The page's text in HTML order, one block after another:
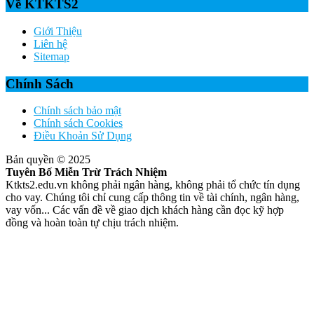
Về KTKTS2
Giới Thiệu
Liên hệ
Sitemap
Chính Sách
Chính sách bảo mật
Chính sách Cookies
Điều Khoản Sử Dụng
Bản quyền © 2025
Tuyên Bố Miễn Trừ Trách Nhiệm
Ktkts2.edu.vn không phải ngân hàng, không phải tổ chức tín dụng
cho vay. Chúng tôi chỉ cung cấp thông tin về tài chính, ngân hàng,
vay vốn... Các vấn đề về giao dịch khách hàng cần đọc kỹ hợp
đồng và hoàn toàn tự chịu trách nhiệm.